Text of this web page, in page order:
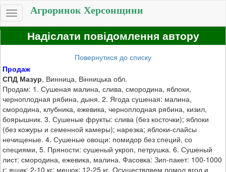
Toggle
navigation
Агроринок Херсонщини
Надіслати повідомлення автору
Повернутися до списку
Продаж
СПД Мазур, Винница, Вінницька обл.
Продам: 1. Сушеная малина, слива, смородина, яблоки,
черноплодная рябина, дыня. 2. Ягода сушеная: малина,
смородина, клубника, ежевика, черноплодная рябина, кизил,
боярышник. 3. Сушеные фрукты: слива (без косточки); яблоки
(без кожуры и семенной камеры); нарезка; яблоки-слайсы
нечищеные. 4. Сушеные овощи: помидор без специй, со
специями, 5. Пряности: сушеный укроп, петрушка. 6. Сушеный
лист: смородина, ежевика, малина. Фасовка: Зип-пакет: 100-1000
г; ящик: 2-10 кг; мешок: 12-25 кг. Осуществляем помол ягод и